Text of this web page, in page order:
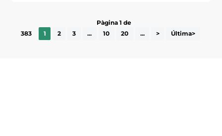
Pàgina 1 de
383
1 2 3 ... 10 20 ... > Última>